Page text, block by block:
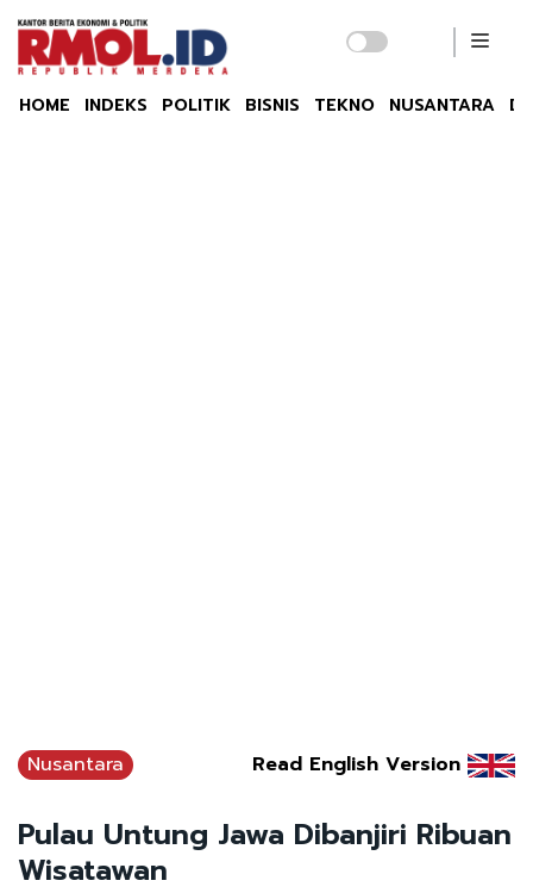
HOME INDEKS POLITIK BISNIS TEKNO NUSANTARA
Nusantara Read English Version
Pulau Untung Jawa Dibanjiri Ribuan
Wisatawan